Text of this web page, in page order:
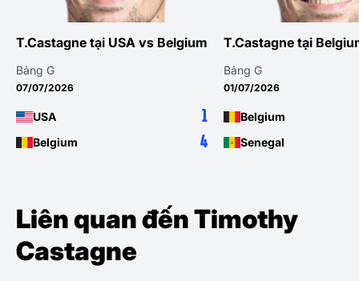
tại USA vs Belgium T.Castagne tại Belgium vs
01/07/2026
Belgium
Senegal
Liên quan đến Timothy
Castagne